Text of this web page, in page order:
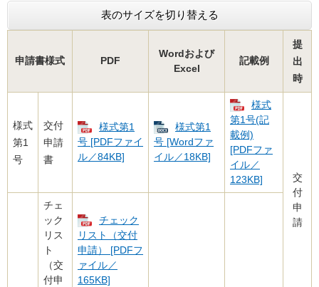
表のサイズを切り替える
申請書様式 PDF
Wordおよび
Excel
記載例
提
出
時
様式
第1
号
交付
申請
書
様式第1
号 [PDFファイ
ル／84KB]
様式第1
号 [Wordファ
イル／18KB]
様式
第1号(記
載例)
[PDFファ
イル／
123KB]
交
付
申
請
チェ
ック
リス
ト
（交
付申
チェック
リスト（交付
申請） [PDFフ
ァイル／
165KB]